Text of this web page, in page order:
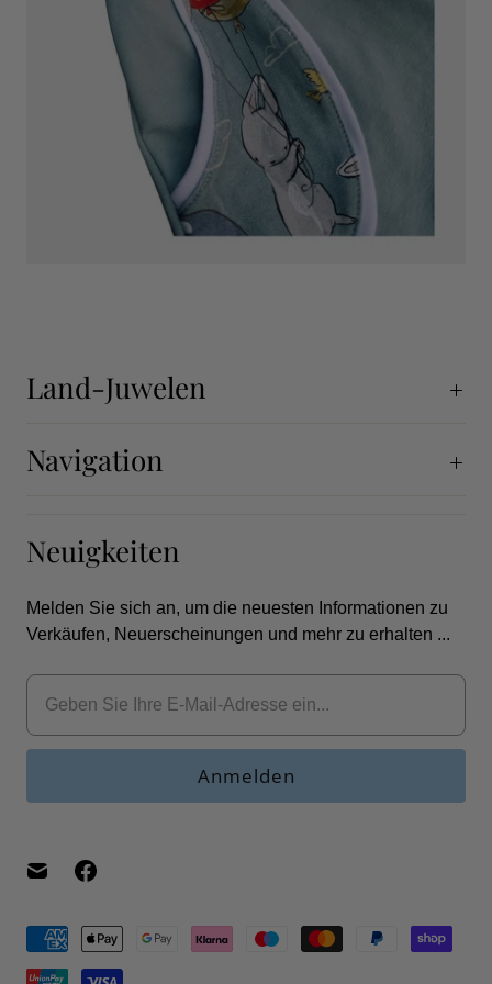
Land-Juwelen
Navigation
Neuigkeiten
Melden Sie sich an, um die neuesten Informationen zu
Verkäufen, Neuerscheinungen und mehr zu erhalten ...